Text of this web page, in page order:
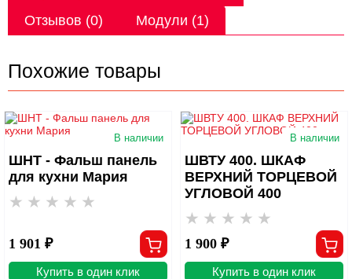
Отзывов (0)
Модули (1)
Похожие товары
В наличии
ШНТ - Фальш панель
для кухни Мария
1 901 ₽
Купить в один клик
В наличии
ШВТУ 400. ШКАФ
ВЕРХНИЙ ТОРЦЕВОЙ
УГЛОВОЙ 400
1 900 ₽
Купить в один клик